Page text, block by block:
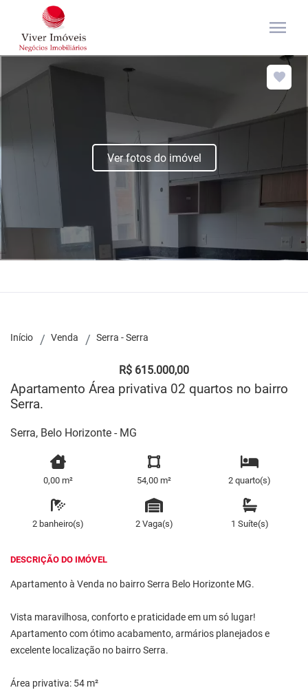
menu
Ver fotos do imóvel
Início Venda Serra - Serra
R$ 615.000,00
Apartamento Área privativa 02 quartos no bairro
Serra.
Serra, Belo Horizonte - MG
0,00 m² 54,00 m² 2 quarto(s)
2 banheiro(s) 2 Vaga(s) 1 Suíte(s)
DESCRIÇÃO DO IMÓVEL
Apartamento à Venda no bairro Serra Belo Horizonte MG.
Vista maravilhosa, conforto e praticidade em um só lugar!
Apartamento com ótimo acabamento, armários planejados e
excelente localização no bairro Serra.
Área privativa: 54 m²